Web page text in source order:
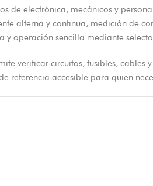
electrónica, mecánicos y
alterna y continua, medición de
y operación sencilla mediante
verificar circuitos, fusibles, cables
referencia accesible para quien